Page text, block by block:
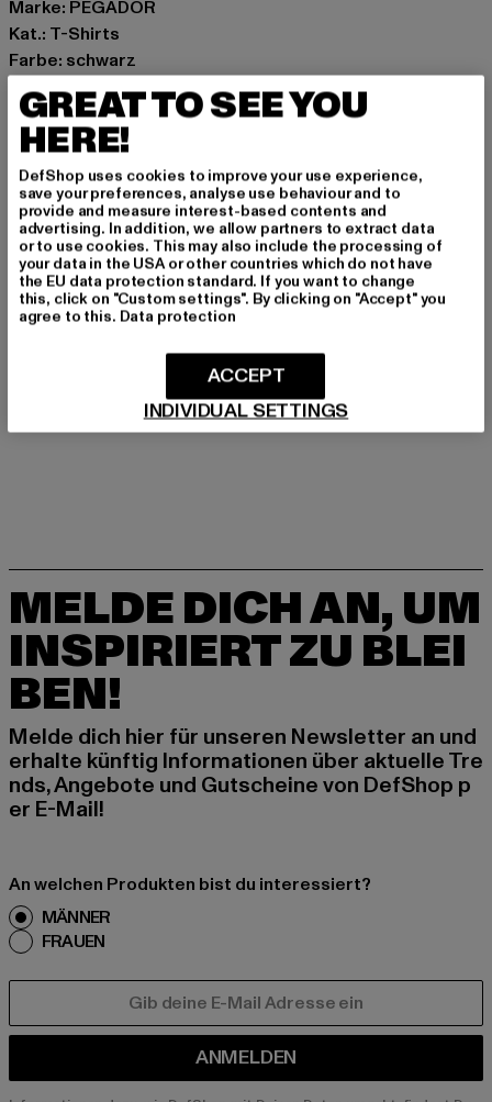
Marke: PEGADOR
Kat.: T-Shirts
Farbe: schwarz
Hersteller Farbe: washed black
Materialzusammensetzung: 100% Baumwolle
Art.Nr: PGDR3927-01921
Hersteller: The Mad Agency GmbH |
info@themad.agency
Hollefeldstraße 16 | 48282 Emsdetten | DE
GRÖSSE & PASSFORM
LIEFERUNG & RÜCKGABE
MELDE DICH AN, UM
INSPIRIERT ZU BLEI
BEN!
Melde dich hier für unseren Newsletter an und
erhalte künftig Informationen über aktuelle Tre
nds, Angebote und Gutscheine von DefShop p
er E-Mail!
An welchen Produkten bist du interessiert?
MÄNNER
FRAUEN
ANMELDEN
GREAT TO SEE YOU
HERE!
DefShop uses cookies to improve your use experience,
save your preferences, analyse use behaviour and to
provide and measure interest-based contents and
advertising. In addition, we allow partners to extract data
or to use cookies. This may also include the processing of
your data in the USA or other countries which do not have
the EU data protection standard. If you want to change
this, click on "Custom settings". By clicking on "Accept" you
agree to this. Data protection
INDIVIDUAL SETTINGS
ACCEPT